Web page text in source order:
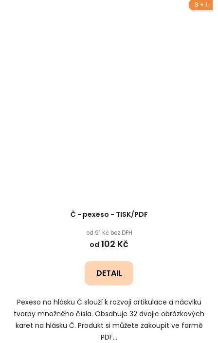
3 + 1
Č - pexeso - TISK/PDF
od 91 Kč bez DPH
od 102 Kč
DETAIL
Pexeso na hlásku Č slouží k rozvoji artikulace a nácviku
tvorby množného čísla. Obsahuje 32 dvojic obrázkových
karet na hlásku Č. Produkt si můžete zakoupit ve formě
PDF...